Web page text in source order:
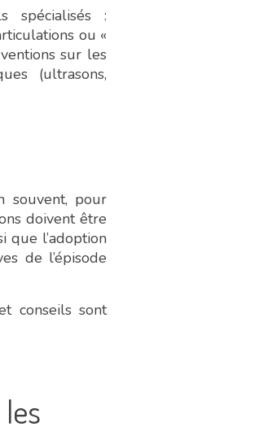
spécialisés :
ou «
sur les
(ultrasons,
souvent, pour
doivent être
que l’adoption
de l’épisode
conseils sont